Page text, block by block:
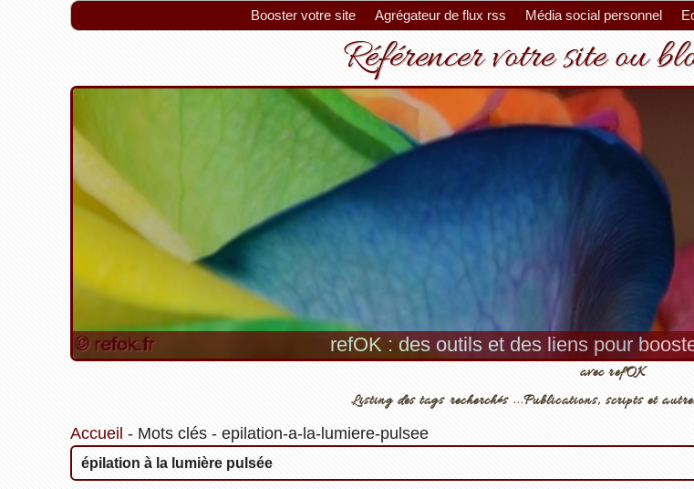
Booster votre site Agrégateur de flux rss Média social personnel
Référencer votre site ou
refOK : des outils et des liens pour
avec refOK
Listing des tags recherchés ...Publications, scripts et
Accueil - Mots clés- epilation-a-la-lumiere-pulsee
épilation à la lumière pulsée